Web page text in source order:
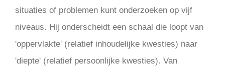
situaties of problemen kunt onderzoeken op vijf
niveaus. Hij onderscheidt een schaal die loopt van
'oppervlakte' (relatief inhoudelijke kwesties) naar
'diepte' (relatief persoonlijke kwesties). Van